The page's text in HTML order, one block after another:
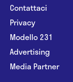
Contattaci
Privacy
Modello 231
Advertising
Media Partner